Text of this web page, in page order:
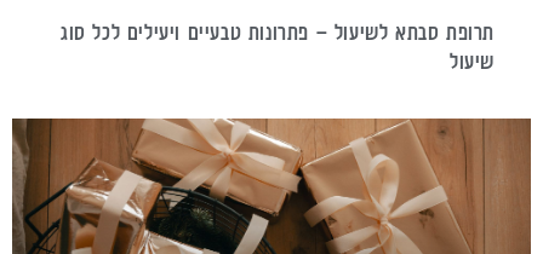
תרופת סבתא לשיעול – פתרונות טבעיים ויעילים לכל סוג
שיעול